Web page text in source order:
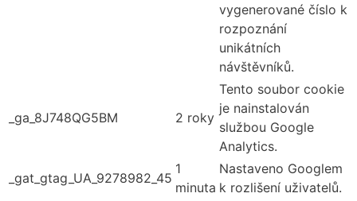
vygenerované číslo k
rozpoznání
unikátních
návštěvníků.
_ga_8J748QG5BM 2 roky
Tento soubor cookie
je nainstalován
službou Google
Analytics.
_gat_gtag_UA_9278982_45
1
minuta
Nastaveno Googlem
k rozlišení uživatelů.